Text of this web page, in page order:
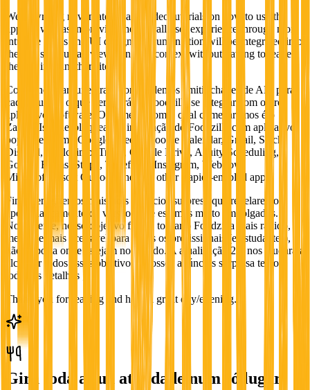
We're writing new material and video tutorials on how to use the
apps as well as improving the overall user experience through more
intuitive flows and UI design. Documentation will be integrated into
the app so you can view things in context without having to leave
the app into another site.
Com a nova arquitetura, agora podemos emitir chaves de API para
cada usuário, o que permitirá ao Foodzilla se integrar com outros
aplicativos/software. O primeiro com o qual começaremos é o
Zapier. Isso desbloqueará a integração do Foodzilla com aplicativos
populares como Google Sheets, Google Calendar, Gmail, Slack,
Discord, Mailchimp, Trello, Google Drive, Acuity Scheduling,
Google Forms, Stripe, Typeform, Instagram, Webflow,
Microsoftcrosoft Outlook and any other Zapier-enabled app .
Finalmente, temos mais dois anúncios surpresa que revelaremos
após o lançamento da versão 2.0 e estamos muito empolgados.
Novamente, nosso objetivo final é tornar o Foodzilla mais rápido,
melhor e mais acessível para todos os profissionais (e estudantes),
não importa onde estejam no mundo. A atualização 2.0 nos ajudará a
alcançar todos esses objetivos e nossos anúncios surpresa terão
todos os detalhes ;)
Thank you for reading and have a great day/evening.
Gira toda a sua atividade num só lugar